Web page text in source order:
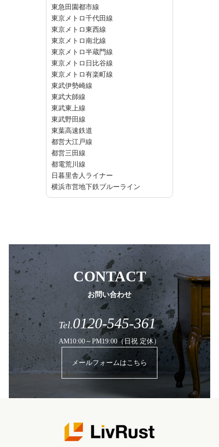
東急田園都市線
東京メトロ千代田線
東京メトロ東西線
東京メトロ南北線
東京メトロ半蔵門線
東京メトロ日比谷線
東京メトロ有楽町線
東武伊勢崎線
東武大師線
東武東上線
東武野田線
東葉高速鉄道
都営大江戸線
都営三田線
都電荒川線
日暮里舎人ライナー
横浜市営地下鉄ブルーライン
CONTACT
お問い合わせ
Tel.0120-545-361
AM10:00～PM19:00（日祝 定休）
メールフォームはこちら